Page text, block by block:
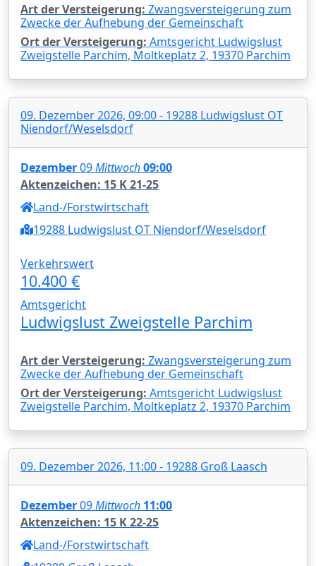
Art der Versteigerung: Zwangsversteigerung zum
Zwecke der Aufhebung der Gemeinschaft
Ort der Versteigerung: Amtsgericht Ludwigslust
Zweigstelle Parchim, Moltkeplatz 2, 19370 Parchim
09. Dezember 2026, 09:00 - 19288 Ludwigslust OT
Niendorf/Weselsdorf
Dezember09Mittwoch09:00
Aktenzeichen: 15 K 21-25
Land-/Forstwirtschaft
19288 Ludwigslust OT Niendorf/Weselsdorf
Verkehrswert
10.400 €
Amtsgericht
Ludwigslust Zweigstelle Parchim
Art der Versteigerung: Zwangsversteigerung zum
Zwecke der Aufhebung der Gemeinschaft
Ort der Versteigerung: Amtsgericht Ludwigslust
Zweigstelle Parchim, Moltkeplatz 2, 19370 Parchim
09. Dezember 2026, 11:00 - 19288 Groß Laasch
Dezember09Mittwoch 11:00
Aktenzeichen: 15 K 22-25
Land-/Forstwirtschaft